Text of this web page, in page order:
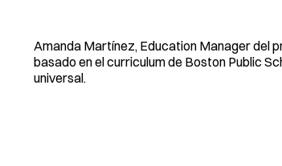
Amanda Martínez, Education Manager del
basado en el curriculum de Boston Public
universal.